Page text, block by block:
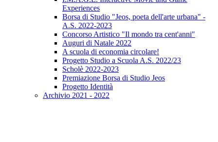
Experiences
Borsa di Studio "Jeos, poeta dell'arte urbana" -
A.S. 2022-2023
Concorso Artistico "Il mondo tra cent'anni"
Auguri di Natale 2022
A scuola di economia circolare!
Progetto Studio a Scuola A.S. 2022/23
Scholè 2022-2023
Premiazione Borsa di Studio Jeos
Progetto Identità
Archivio 2021 - 2022